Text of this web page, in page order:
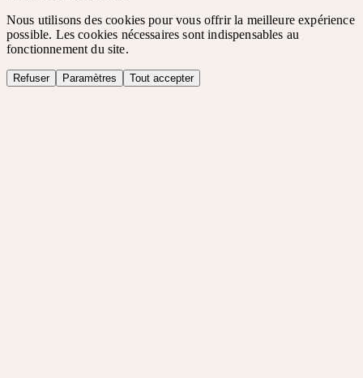
Nous utilisons des cookies pour vous offrir la meilleure expérience
possible. Les cookies nécessaires sont indispensables au
fonctionnement du site.
Refuser Paramètres Tout accepter